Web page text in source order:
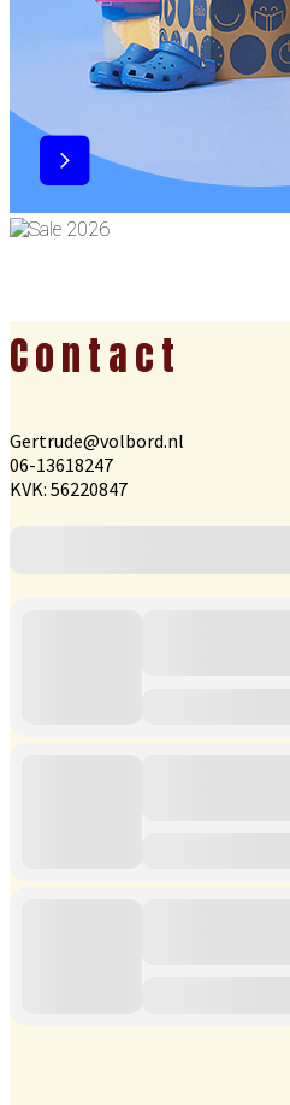
Footer
Contact
Gertrude@volbord.nl
06-13618247
KVK: 56220847